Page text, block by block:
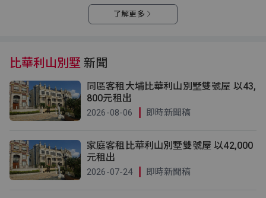
了解更多
比華利山別墅 新聞
同區客租大埔比華利山別墅雙號屋 以43,
800元租出
2026-08-06 即時新聞稿
家庭客租比華利山別墅雙號屋 以42,000
元租出
2026-07-24 即時新聞稿